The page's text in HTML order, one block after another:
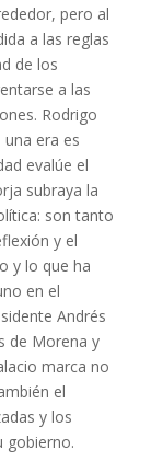
pero al
a las reglas
de los
a las
Rodrigo
era es
evalúe el
subraya la
son tanto
y el
y lo que ha
en el
Andrés
de Morena y
marca no
el
y los
gobierno.